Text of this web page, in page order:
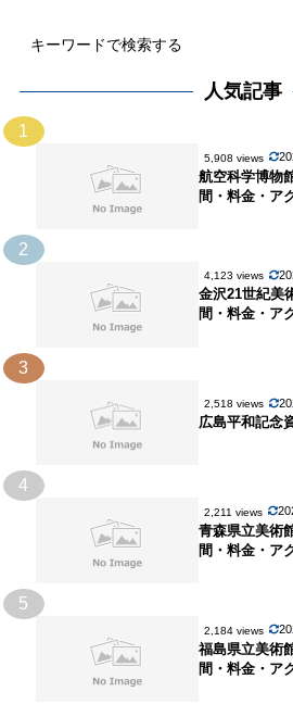
人気記事
1
5,908 views
航空科学博物
間・料金・ア
2
4,123 views
金沢21世紀美
間・料金・ア
3
2,518 views
広島平和記念
4
2,211 views
青森県立美術
間・料金・ア
5
2,184 views
福島県立美術
間・料金・ア